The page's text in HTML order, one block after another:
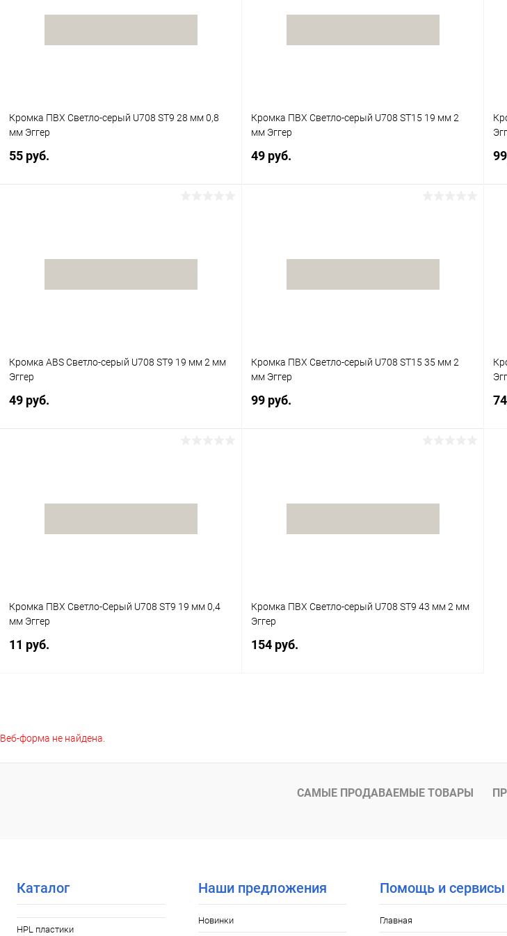
Кромка ПВХ Светло-серый U708 ST9 28 мм 0,8
мм Эггер
55 руб.
Кромка ПВХ Светло-серый U708 ST15 19 мм 2
мм Эггер
49 руб.
Кромка ABS Светло-серый U708 ST9 19 мм 2 мм
Эггер
49 руб.
Кромка ПВХ Светло-серый U708 ST15 35 мм 2
мм Эггер
99 руб.
Кромка ПВХ Светло-Серый U708 ST9 19 мм 0,4
мм Эггер
11 руб.
Купить в 1 клик
В избранное В наличии
Кромка ПВХ Светло-серый U708 ST9 43 мм 2 мм
Эггер
154 руб.
В избранное В наличии
Веб-форма не найдена.
САМЫЕ ПРОДАВАЕМЫЕ ТОВАРЫ
Каталог
HPL пластики
Наши предложения
Новинки
Помощь и сервисы
Главная